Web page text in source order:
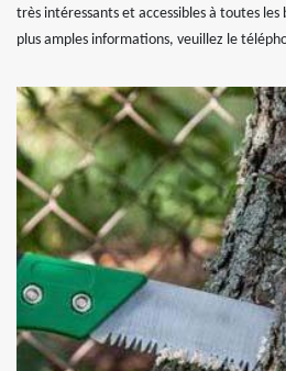
très intéressants et accessibles à toutes les
plus amples informations, veuillez le